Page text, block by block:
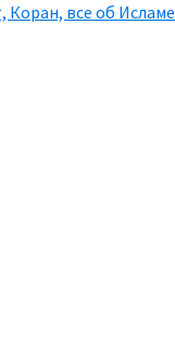
Коран, все об Исламе